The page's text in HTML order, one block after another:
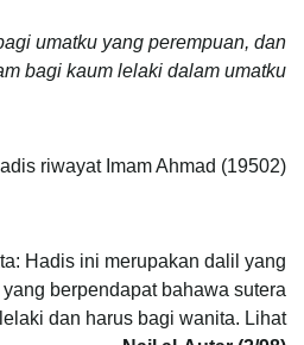
umatku yang perempuan, dan
bagi kaum lelaki dalam umatku.
riwayat Imam Ahmad (19502)
Hadis ini merupakan dalil yang
berpendapat bahawa sutera
dan harus bagi wanita. Lihat